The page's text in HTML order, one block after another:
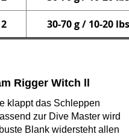
2 30-70 g / 10-20 lbs
Rigger Witch ll
klappt das Schleppen
zur Dive Master wird
Blank widersteht allen